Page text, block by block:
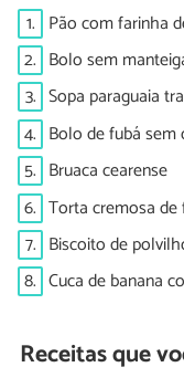
1. Pão com farinha
2. Bolo sem
3. Sopa paraguaia
4. Bolo de fubá sem
5. Bruaca cearense
6. Torta cremosa
7. Biscoito de
8. Cuca de banana
Receitas que